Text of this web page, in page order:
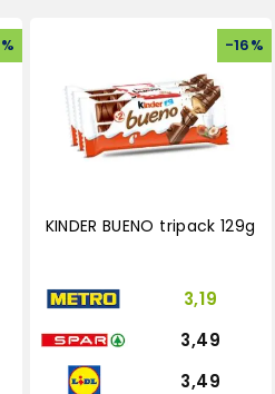
% -16%
KINDER BUENO tripack 129g
3,19
3,49
3,49